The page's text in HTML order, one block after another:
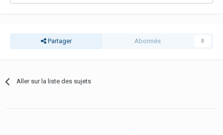
Partager Abonnés 0
Aller sur la liste des sujets